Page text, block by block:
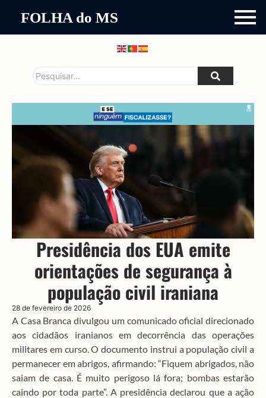
FOLHA do MS
Presidência dos EUA emite
orientações de segurança à
população civil iraniana
28 de fevereiro de 2026
A Casa Branca divulgou um comunicado oficial direcionado
aos cidadãos iranianos em decorrência das operações
militares em curso. O documento instrui a população civil a
permanecer em abrigos, afirmando: “Fiquem abrigados, não
saiam de casa. É muito perigoso lá fora; bombas estarão
caindo por toda parte”. A presidência declarou que a ação